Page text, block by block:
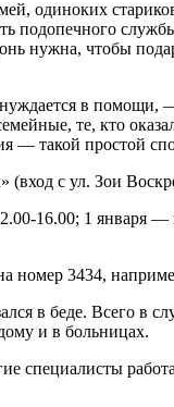
одиноких
подопечного
нужна, чтобы
в помощи,
те, кто
— такой простой
с ул. Зои
16.00; 1 января
номер 3434,
в беде. Всего в
и в больницах.
специалисты